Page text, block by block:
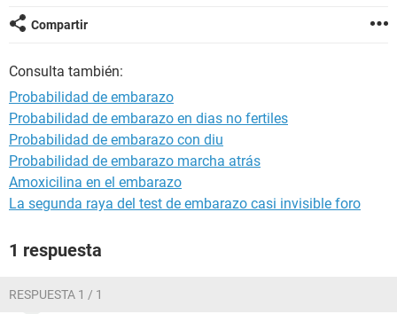
Compartir
Consulta también:
Probabilidad de embarazo
Probabilidad de embarazo en dias no fertiles
Probabilidad de embarazo con diu
Probabilidad de embarazo marcha atrás
Amoxicilina en el embarazo
La segunda raya del test de embarazo casi invisible foro
1 respuesta
RESPUESTA 1 / 1